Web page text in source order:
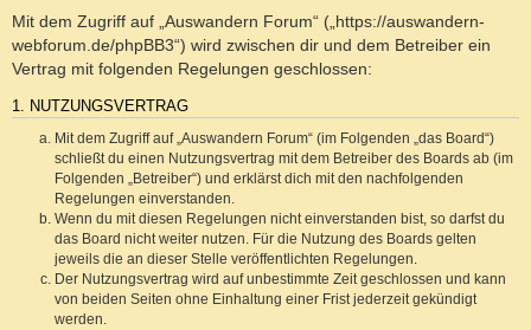
Mit dem Zugriff auf „Auswandern Forum“ („https://auswandern-
webforum.de/phpBB3“) wird zwischen dir und dem Betreiber ein
Vertrag mit folgenden Regelungen geschlossen:
1. NUTZUNGSVERTRAG
Mit dem Zugriff auf „Auswandern Forum“ (im Folgenden „das Board“)
schließt du einen Nutzungsvertrag mit dem Betreiber des Boards ab (im
Folgenden „Betreiber“) und erklärst dich mit den nachfolgenden
Regelungen einverstanden.
Wenn du mit diesen Regelungen nicht einverstanden bist, so darfst du
das Board nicht weiter nutzen. Für die Nutzung des Boards gelten
jeweils die an dieser Stelle veröffentlichten Regelungen.
Der Nutzungsvertrag wird auf unbestimmte Zeit geschlossen und kann
von beiden Seiten ohne Einhaltung einer Frist jederzeit gekündigt
werden.